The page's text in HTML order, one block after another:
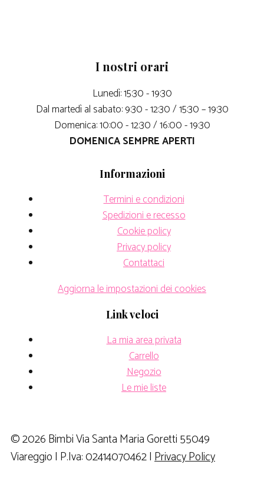
I nostri orari
Lunedì: 15:30 - 19:30
Dal martedì al sabato: 9:30 - 12:30 / 15:30 – 19:30
Domenica: 10:00 - 12:30 / 16:00 - 19:30
DOMENICA SEMPRE APERTI
Informazioni
Termini e condizioni
Spedizioni e recesso
Cookie policy
Privacy policy
Contattaci
Aggiorna le impostazioni dei cookies
Link veloci
La mia area privata
Carrello
Negozio
Le mie liste
© 2026 Bimbi Via Santa Maria Goretti 55049
Viareggio | P.Iva: 02414070462 |Privacy Policy